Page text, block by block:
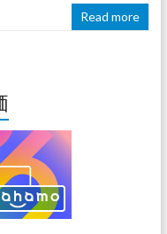
Read more